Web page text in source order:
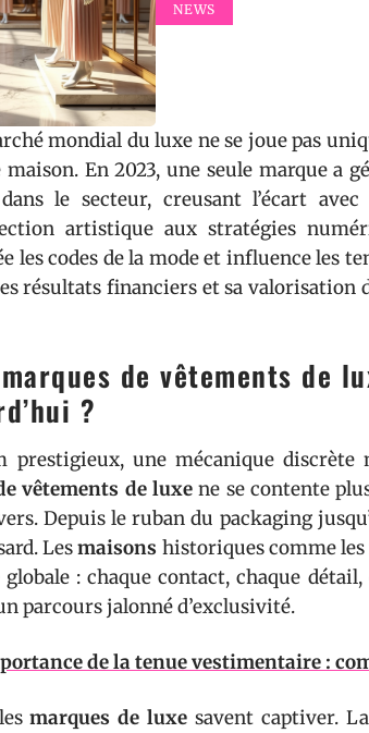
NEWS
mondial du luxe ne se joue pas
maison. En 2023, une seule marque a
le secteur, creusant l’écart
artistique aux stratégies
les codes de la mode et influence les
résultats financiers et sa valorisation
de vêtements de
?
prestigieux, une mécanique discrète
vêtements de luxene se contente
Depuis le ruban du packaging
Lesmaisons historiques comme
globale : chaque contact, chaque
parcours jalonné d’exclusivité.
de la tenue vestimentaire :
marques de luxe savent captiver.